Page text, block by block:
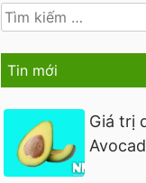
Tìm
kiếm
cho:
Tin mới
Giá trị